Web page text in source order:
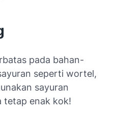
pada bahan-
seperti wortel,
sayuran
tetap enak kok!